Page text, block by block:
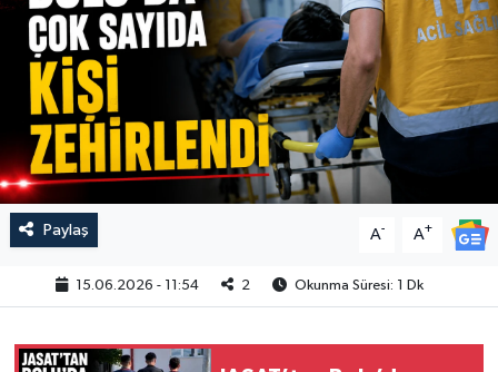
Paylaş A- A+
15.06.2026 - 11:54 2 Okunma Süresi: 1 Dk